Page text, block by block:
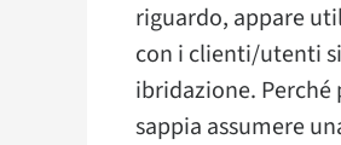
riguardo, appare
con i clienti/utenti
ibridazione. Perché
sappia assumere